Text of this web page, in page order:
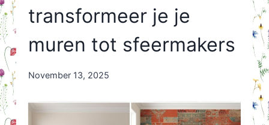
transformeer je je
muren tot sfeermakers
By
Orriëns
November 13, 2025